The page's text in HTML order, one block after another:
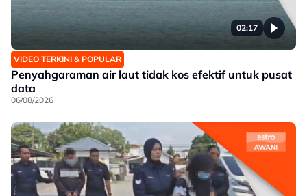
02:17
VIDEO TERKINI & POPULAR
Penyahgaraman air laut tidak kos efektif untuk pusat
data
06/08/2026